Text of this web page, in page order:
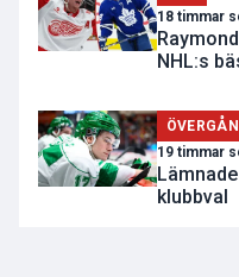
18 timmar
NHL:s
19 timmar
klubbval